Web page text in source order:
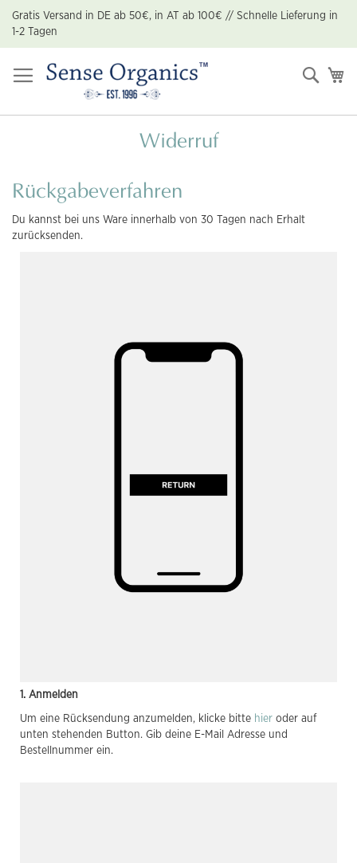
Zum
Inhalt
springen
Gratis Versand in DE ab 50€, in AT ab 100€ // Schnelle Lieferung in
1-2 Tagen
Suche
Widerruf
Rückgabeverfahren
Du kannst bei uns Ware innerhalb von 30 Tagen nach Erhalt
zurücksenden.
1. Anmelden
Um eine Rücksendung anzumelden, klicke bitte hier oder auf
unten stehenden Button. Gib deine E-Mail Adresse und
Bestellnummer ein.